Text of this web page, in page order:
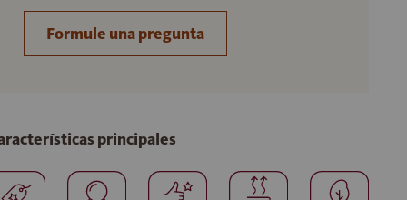
Formule una pregunta
principales